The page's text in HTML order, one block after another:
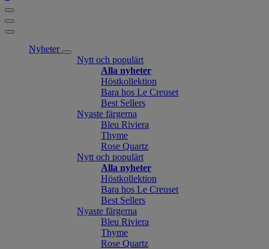
Nyheter
Nytt och populärt
Alla nyheter
Höstkollektion
Bara hos Le Creuset
Best Sellers
Nyaste färgerna
Bleu Riviera
Thyme
Rose Quartz
Nytt och populärt
Alla nyheter
Höstkollektion
Bara hos Le Creuset
Best Sellers
Nyaste färgerna
Bleu Riviera
Thyme
Rose Quartz